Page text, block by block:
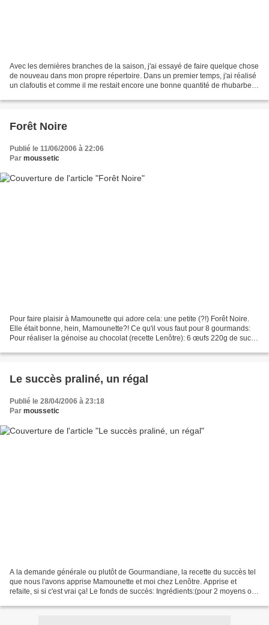
Avec les dernières branches de la saison, j'ai essayé de faire quelque chose
de nouveau dans mon propre répertoire. Dans un premier temps, j'ai réalisé
un clafoutis et comme il me restait encore une bonne quantité de rhubarbe,
Forêt Noire
Publié le 11/06/2006 à 22:06
Par moussetic
Pour faire plaisir à Mamounette qui adore cela: une petite (?!) Forêt Noire.
Elle était bonne, hein, Mamounette?! Ce qu'il vous faut pour 8 gourmands:
Pour réaliser la génoise au chocolat (recette Lenôtre): 6 œufs 220g de sucre
Le succès praliné, un régal
Publié le 28/04/2006 à 23:18
Par moussetic
A la demande générale ou plutôt de Gourmandiane, la recette du succès tel
que nous l'avons apprise Mamounette et moi chez Lenôtre. Apprise et
refaite, si si c'est vrai ça! Le fonds de succès: Ingrédients:(pour 2 moyens ou